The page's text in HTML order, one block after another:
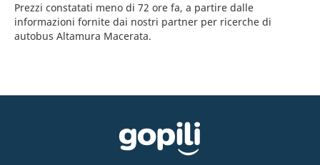
Prezzi constatati meno di 72 ore fa, a partire dalle
informazioni fornite dai nostri partner per ricerche di
autobus Altamura Macerata.